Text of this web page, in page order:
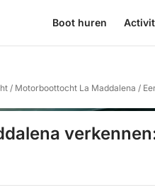
Boot huren
/ Motorboottocht La Maddalena /